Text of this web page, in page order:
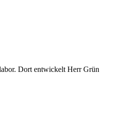
Dort entwickelt Herr Grün